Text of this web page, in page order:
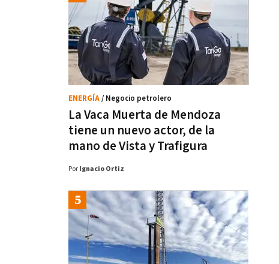
La Vaca Muerta de Mendoza
tiene un nuevo actor, de la
mano de Vista y Trafigura
ENERGÍA/ Negocio petrolero
Por Ignacio Ortiz